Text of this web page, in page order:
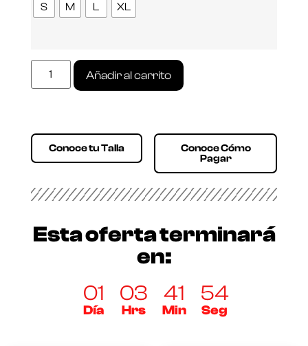
S M L XL
Añadir al carrito
Conoce tu Talla
Conoce Cómo
Pagar
Esta oferta terminará
en:
01
Día
03
Hrs
41
Min
54
Seg